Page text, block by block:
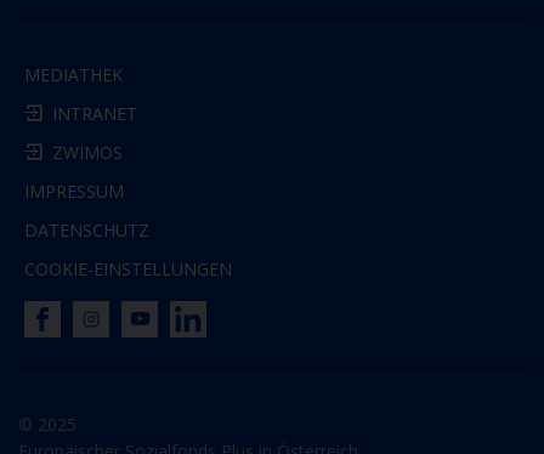
MEDIATHEK
INTRANET
ZWIMOS
IMPRESSUM
DATENSCHUTZ
COOKIE-EINSTELLUNGEN
© 2025